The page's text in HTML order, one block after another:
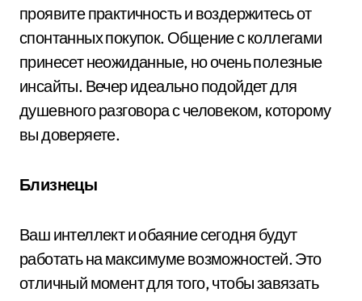
проявите практичность и воздержитесь от
спонтанных покупок. Общение с коллегами
принесет неожиданные, но очень полезные
инсайты. Вечер идеально подойдет для
душевного разговора с человеком, которому
вы доверяете.
Близнецы
Ваш интеллект и обаяние сегодня будут
работать на максимуме возможностей. Это
отличный момент для того, чтобы завязать